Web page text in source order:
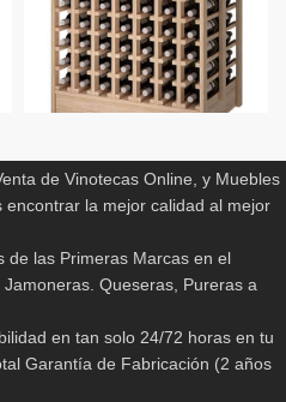
BLANCO
PINO
PINO EN COLOR MARRÓN OSCURO
PINO EN COLOR NEGRO/GRAFITO
para 126 botellas
de Vinotecas Online, y Muebles
la mejor calidad al mejor
de las Primeras Marcas en el
Queseras, Pureras a
en tan solo 24/72 horas en tu
Garantía de Fabricación (2 años